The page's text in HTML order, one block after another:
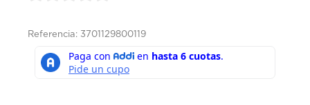
Referencia: 3701129800119